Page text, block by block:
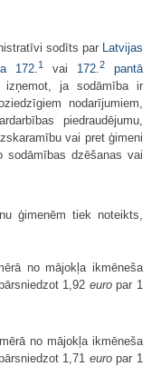
sodīts par Latvijas
172. 1 vai 172. 2
pantā
izņemot, ja sodāmība ir
nodarījumiem,
piedraudējumu,
vai pret ģimeni
sodāmības dzēšanas vai
ģimenēm tiek noteikts,
no mājokļa ikmēneša
1,92 europar 1
no mājokļa ikmēneša
1,71 europar 1